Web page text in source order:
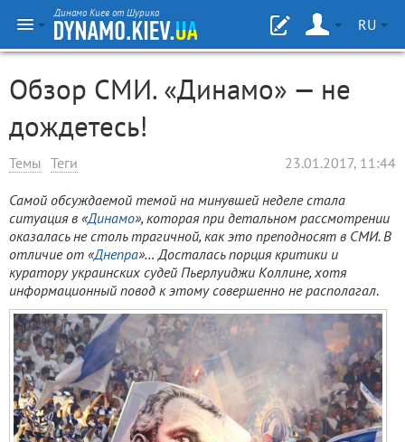
Динамо Киев от Шурика
RU
Обзор СМИ. «Динамо» — не
дождетесь!
Темы Теги 23.01.2017, 11:44
Самой обсуждаемой темой на минувшей неделе стала
ситуация в «Динамо», которая при детальном рассмотрении
оказалась не столь трагичной, как это преподносят в СМИ. В
отличие от «Днепра»… Досталась порция критики и
куратору украинских судей Пьерлуиджи Коллине, хотя
информационный повод к этому совершенно не располагал.